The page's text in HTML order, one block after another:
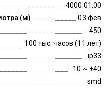
4000:01:00
(м)
03.фев
450
100 тыс. часов (11 лет)
ip33
-10 ~ +40
smd